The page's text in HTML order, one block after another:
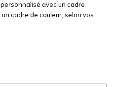
avec un cadre
cadre de couleur, selon vos